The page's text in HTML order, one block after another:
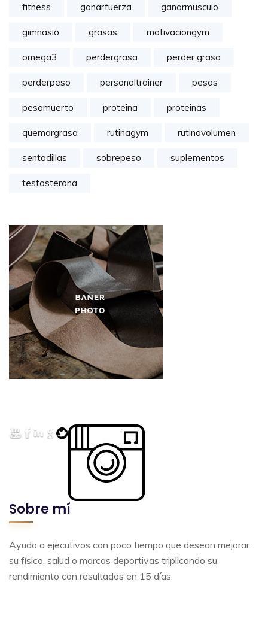
fitness ganarfuerza ganarmusculo
gimnasio grasas motivaciongym
omega3 perdergrasa perder grasa
perderpeso personaltrainer pesas
pesomuerto proteina proteinas
quemargrasa rutinagym rutinavolumen
sentadillas sobrepeso suplementos
testosterona
Sobre mí
Ayudo a ejecutivos con poco tiempo que desean mejorar
su físico, salud o marcas deportivas triplicando su
rendimiento con resultados en 15 días